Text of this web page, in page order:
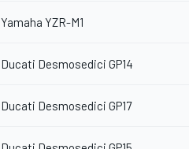
Yamaha YZR-M1
Ducati Desmosedici GP14
Ducati Desmosedici GP17